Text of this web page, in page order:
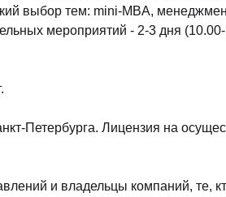
выбор тем: mini-MBA,
мероприятий - 2-3 дня
Петербурга. Лицензия на
и владельцы компаний, те,